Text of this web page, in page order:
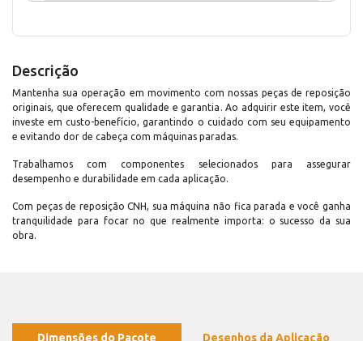
Descrição
Mantenha sua operação em movimento com nossas peças de reposição
originais, que oferecem qualidade e garantia. Ao adquirir este item, você
investe em custo-benefício, garantindo o cuidado com seu equipamento
e evitando dor de cabeça com máquinas paradas.
Trabalhamos com componentes selecionados para assegurar
desempenho e durabilidade em cada aplicação.
Com peças de reposição CNH, sua máquina não fica parada e você ganha
tranquilidade para focar no que realmente importa: o sucesso da sua
obra.
Dimensões do Pacote Desenhos da Aplicação